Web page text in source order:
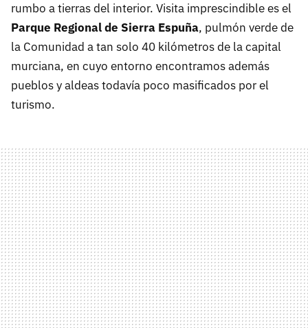
rumbo a tierras del interior. Visita imprescindible es el
Parque Regional de Sierra Espuña, pulmón verde de
la Comunidad a tan solo 40 kilómetros de la capital
murciana, en cuyo entorno encontramos además
pueblos y aldeas todavía poco masificados por el
turismo.